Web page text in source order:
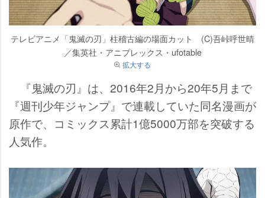
テレビアニメ「鬼滅の刃」柱稽古編の場面カット (C)吾峠呼世晴
／集英社・アニプレックス・ufotable
拡大する
『鬼滅の刃』は、2016年2月から20年5月まで
『週刊少年ジャンプ』で連載していた同名漫画が
原作で、コミックス累計1億5000万部を突破する
人気作。